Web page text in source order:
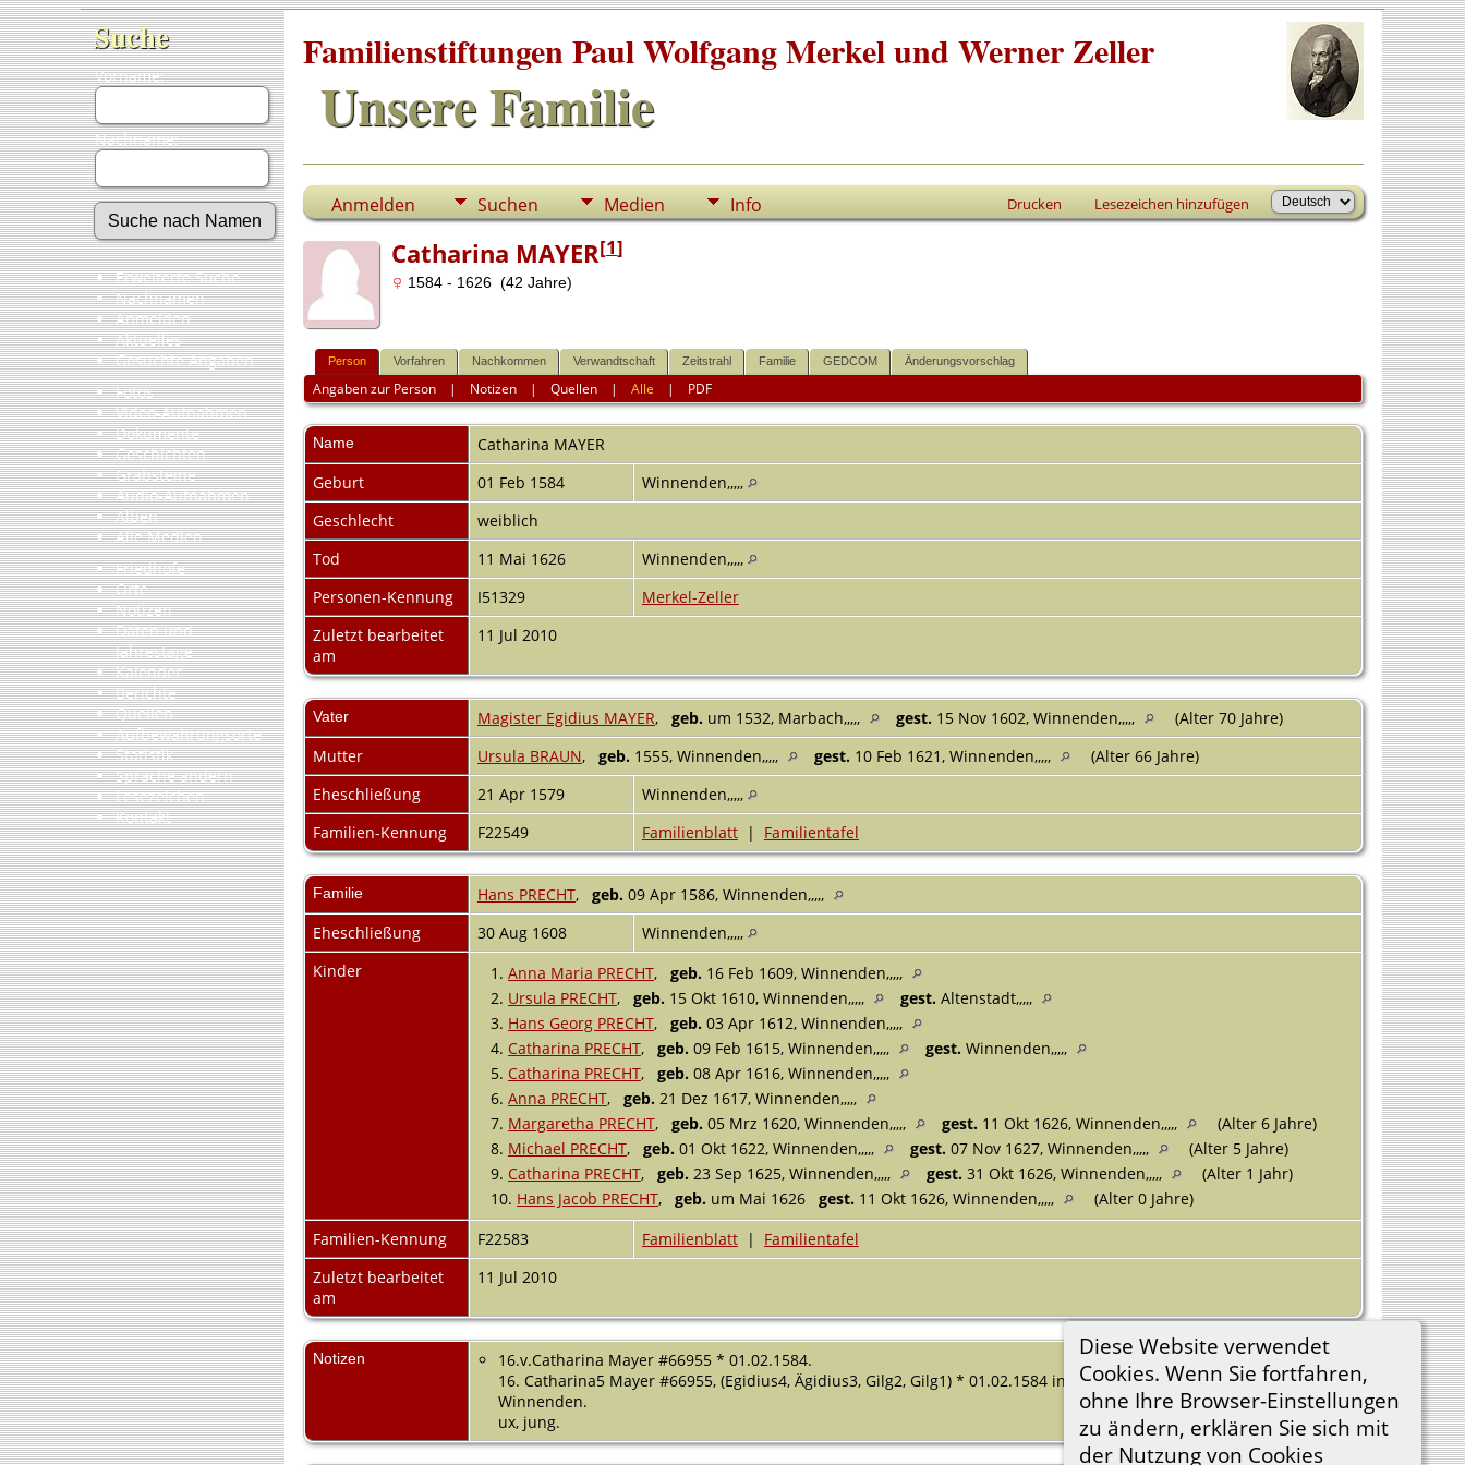
Suche
Vorname:
Nachname:
Erweiterte Suche
Nachnamen
Anmelden
Aktuelles
Gesuchte Angaben
Fotos
Video-Aufnahmen
Dokumente
Geschichten
Grabsteine
Audio-Aufnahmen
Alben
Alle Medien
Friedhöfe
Orte
Notizen
Daten und
Jahrestage
Kalender
Berichte
Quellen
Aufbewahrungsorte
Statistik
Sprache ändern
Lesezeichen
Kontakt
Familienstiftungen Paul Wolfgang Merkel und Werner Zeller
Unsere Familie
Anmelden Suchen Medien Info Drucken Lesezeichen hinzufügen
Diese Website verwendet
Cookies. Wenn Sie fortfahren,
ohne Ihre Browser-Einstellungen
zu ändern, erklären Sie sich mit
der Nutzung von Cookies
Catharina MAYER[1]
1584 - 1626 (42 Jahre)
Person Vorfahren Nachkommen Verwandtschaft Zeitstrahl Familie GEDCOM Änderungsvorschlag
Angaben zur Person | Notizen |Quellen |Alle | PDF
Name Catharina MAYER
Geburt
01 Feb 1584
Winnenden,,,,,
Geschlecht
weiblich
Tod
11 Mai 1626
Winnenden,,,,,
Personen-Kennung
I51329
Merkel-Zeller
Zuletzt bearbeitet
am
11 Jul 2010
Vater Magister Egidius MAYER, geb. um 1532, Marbach,,,,, gest. 15 Nov 1602, Winnenden,,,,,
(Alter 70 Jahre)
Mutter
Ursula BRAUN, geb. 1555, Winnenden,,,,, gest. 10 Feb 1621, Winnenden,,,,,
(Alter 66 Jahre)
Eheschließung
21 Apr 1579
Winnenden,,,,,
Familien-Kennung
F22549 Familienblatt| Familientafel
Familie Hans PRECHT, geb. 09 Apr 1586, Winnenden,,,,,
Eheschließung
30 Aug 1608
Winnenden,,,,,
Kinder
1. Anna Maria PRECHT, geb. 16 Feb 1609, Winnenden,,,,,
2. Ursula PRECHT, geb. 15 Okt 1610, Winnenden,,,,, gest. Altenstadt,,,,,
3. Hans Georg PRECHT, geb. 03 Apr 1612, Winnenden,,,,,
4. Catharina PRECHT, geb. 09 Feb 1615, Winnenden,,,,, gest. Winnenden,,,,,
5. Catharina PRECHT, geb. 08 Apr 1616, Winnenden,,,,,
6. Anna PRECHT, geb. 21 Dez 1617, Winnenden,,,,,
7. Margaretha PRECHT, geb. 05 Mrz 1620, Winnenden,,,,, gest. 11 Okt 1626, Winnenden,,,,,
(Alter 6 Jahre)
8. Michael PRECHT, geb. 01 Okt 1622, Winnenden,,,,, gest. 07 Nov 1627, Winnenden,,,,,
(Alter 5 Jahre)
9. Catharina PRECHT, geb. 23 Sep 1625, Winnenden,,,,, gest. 31 Okt 1626, Winnenden,,,,,
(Alter 1 Jahr)
10. Hans Jacob PRECHT, geb. um Mai 1626 gest. 11 Okt 1626, Winnenden,,,,,
(Alter 0 Jahre)
Familien-Kennung
F22583 Familienblatt| Familientafel
Zuletzt bearbeitet
am
11 Jul 2010
Notizen
16.v.Catharina Mayer #66955 * 01.02.1584.
16. Catharina5 Mayer #66955, (Egidius4, Ägidius3, Gilg2, Gilg1) * 01.02.1584 in Winnenden, † 11.05.1626 in
Winnenden.
ux, jung.